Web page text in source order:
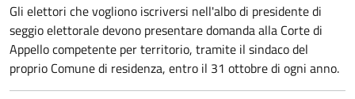
Gli elettori che vogliono iscriversi nell'albo di presidente di
seggio elettorale devono presentare domanda alla Corte di
Appello competente per territorio, tramite il sindaco del
proprio Comune di residenza, entro il 31 ottobre di ogni anno.